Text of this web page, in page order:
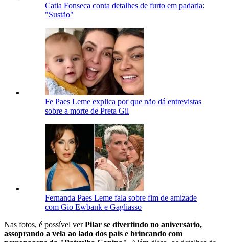
Catia Fonseca conta detalhes de furto em padaria:
"Sustão"
Fe Paes Leme explica por que não dá entrevistas
sobre a morte de Preta Gil
Fernanda Paes Leme fala sobre fim de amizade
com Gio Ewbank e Gagliasso
Nas fotos, é possível verPilar se divertindo no aniversário,
assoprando a vela ao lado dos pais e brincando com